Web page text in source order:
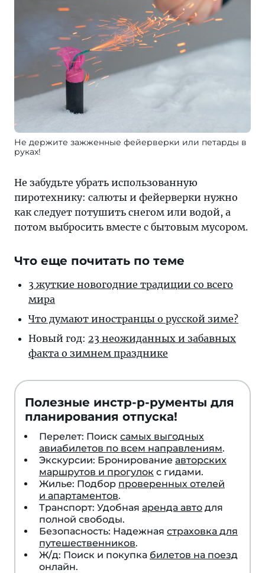
Не держите зажженные фейерверки или петарды в
руках!
Не забудьте убрать использованную
пиротехнику: салюты и фейерверки нужно
как следует потушить снегом или водой, а
потом выбросить вместе с бытовым мусором.
Что еще почитать по теме
3 жуткие но­во­год­ние тра­ди­ции со все­го
мира
Что думают иностранцы о русской зиме?
Новый год: 23 неожиданных и забавных
факта о зимнем празднике
Полезные инстр-р-рументы для
планирования отпуска!
Перелет: Поиск самых выгодных
авиабилетов по всем направлениям.
Экскурсии: Бронирование авторских
маршрутов и прогулок с гидами.
Жилье: Подбор проверенных отелей
и апартаментов.
Транспорт: Удобная аренда авто для
полной свободы.
Безопасность: Надежная страховка для
путешественников.
Ж/д: Поиск и покупка билетов на поезд
онлайн.